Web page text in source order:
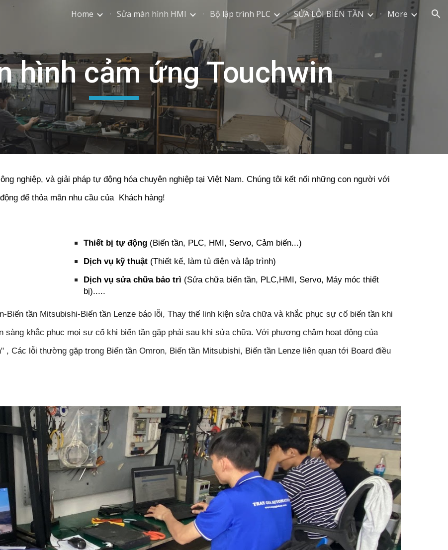
to main content Skip to navigation
Home Sửa màn hình HMI Bộ lập trình PLC SỬA LỖI BIẾN TẦN More
hình cảm ứng Touchwin
nghiệp, và giải pháp tự động hóa chuyên nghiệp tại Việt Nam. Chúng tôi kết nối những con người với
để thỏa mãn nhu cầu của Khách hàng!
Thiết bị tự động(Biến tần, PLC, HMI, Servo, Cảm biến...)
Dịch vụ kỹ thuật(Thiết kế, làm tủ điện và lập trình)
Dịch vụ sửa chữa bảo trì (Sửa chữa biến tần, PLC,HMI, Servo, Máy móc thiết
bị).....
Biến tần Mitsubishi-Biến tần Lenze báo lỗi, Thay thế linh kiện sửa chữa và khắc phục sự cố biến tần khi
sàng khắc phục mọi sự cố khi biến tần gặp phải sau khi sửa chữa. Với phương châm hoạt động của
, Các lỗi thường gặp trong Biến tần Omron, Biến tần Mitsubishi, Biến tần Lenze liên quan tới Board điều